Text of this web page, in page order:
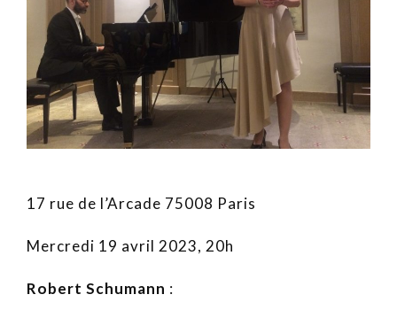
17 rue de l’Arcade 75008 Paris
Mercredi 19 avril 2023, 20h
Robert Schumann :